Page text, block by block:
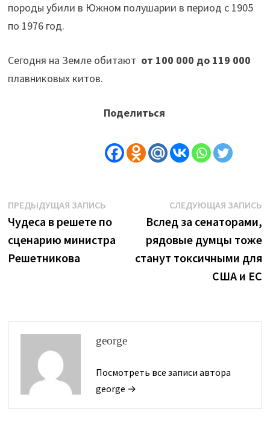
породы убили в Южном полушарии в период с 1905
по 1976 год.
Сегодня на Земле обитают от 100 000 до 119 000
плавниковых китов.
Поделиться
Навигация
по
записям
ПРЕДЫДУЩАЯ ЗАПИСЬПредыдущая
запись:
Чудеса в решете по
сценарию министра
Решетникова
СЛЕДУЮЩАЯ ЗАПИСЬ
Вслед за сенаторами,
рядовые думцы тоже
станут токсичными для
США и ЕС
george
Посмотреть все записи автора
george →